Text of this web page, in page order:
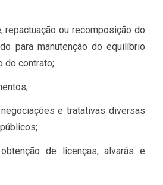
repactuação ou recomposição do
para manutenção do equilíbrio
do contrato;
e tratativas diversas
de licenças, alvarás e